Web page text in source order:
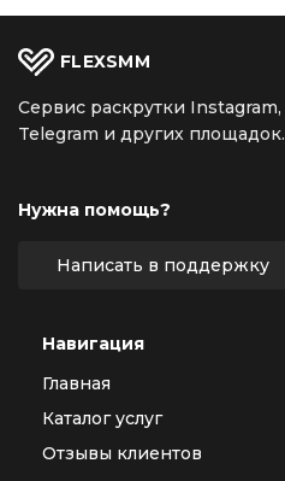
FLEXSMM
Сервис раскрутки Instagram,
Telegram и других площадок.
Нужна помощь?
Написать в поддержку
Навигация
Главная
Каталог услуг
Отзывы клиентов